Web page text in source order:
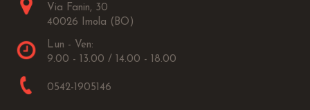
Via Fanin, 30
40026 Imola (BO)
Lun - Ven:
9.00 - 13.00 / 14.00 - 18.00
0542-1905146